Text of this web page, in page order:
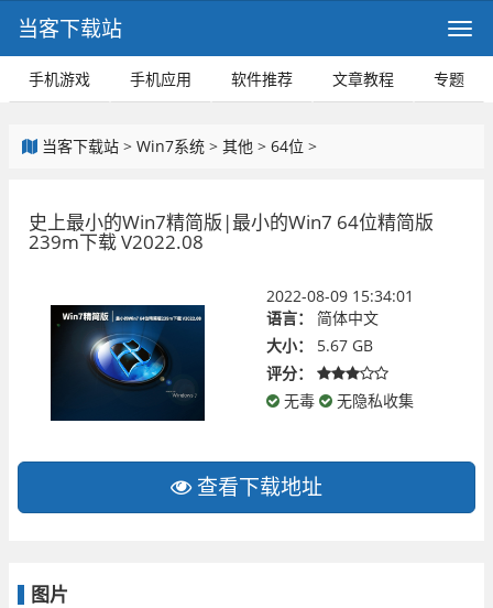
当客下载站
手机游戏 手机应用 软件推荐 文章教程 专题
当客下载站 > Win7系统 > 其他 > 64位 >
史上最小的Win7精简版|最小的Win7 64位精简版
239m下载 V2022.08
2022-08-09 15:34:01
语言：
简体中文
大小：
5.67 GB
评分：
无毒
无隐私收集
查看下载地址
图片